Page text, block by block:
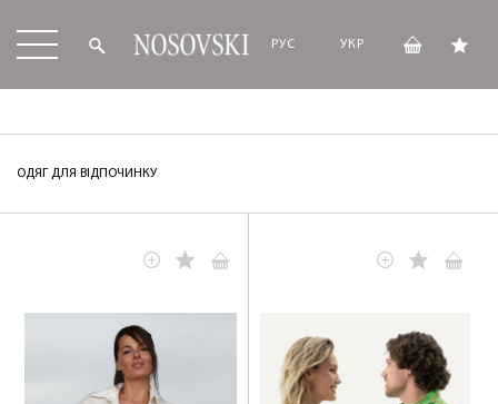
РУС УКР
ОДЯГ ДЛЯ ВІДПОЧИНКУ